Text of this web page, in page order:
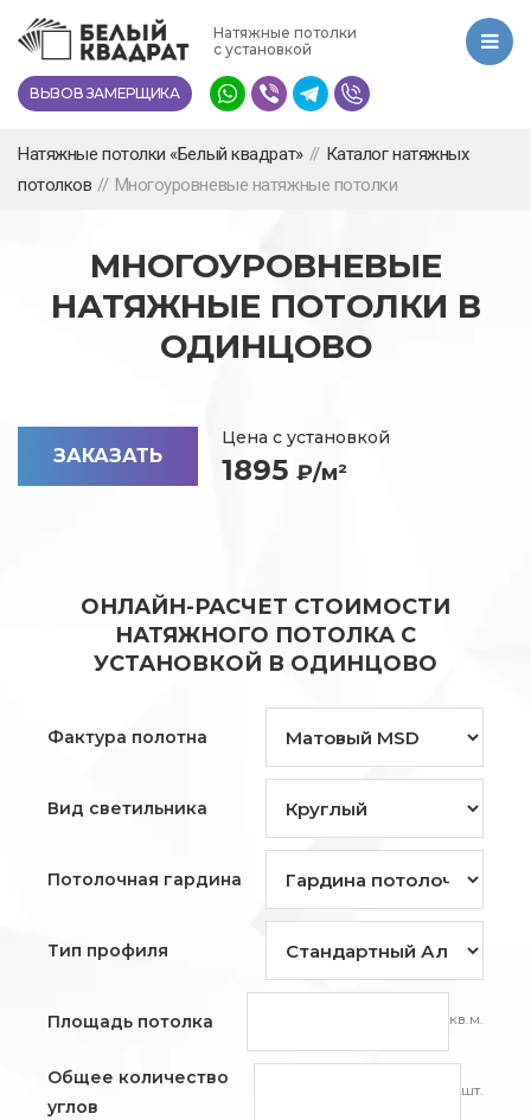
Перейти
основному
содержанию
Натяжные потолки
с установкой
ВЫЗОВ ЗАМЕРЩИКА
Натяжные потолки «Белый квадрат» // Каталог натяжных
потолков // Многоуровневые натяжные потолки
МНОГОУРОВНЕВЫЕ
НАТЯЖНЫЕ ПОТОЛКИ В
ОДИНЦОВО
ЗАКАЗАТЬ
Цена с установкой
1895 ₽/м²
ОНЛАЙН-РАСЧЕТ СТОИМОСТИ
НАТЯЖНОГО ПОТОЛКА С
УСТАНОВКОЙ В ОДИНЦОВО
Фактура полотна
Вид светильника
Потолочная гардина
Тип профиля
Площадь потолка кв.м.
Общее количество
углов
шт.